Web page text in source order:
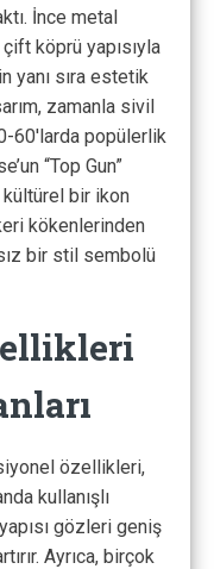
İnce metal
köprü yapısıyla
yanı sıra estetik
zamanla sivil
60'larda popülerlik
“Top Gun”
kültürel bir ikon
kökenlerinden
bir stil sembolü
özellikleri,
kullanışlı
gözleri geniş
Ayrıca, birçok